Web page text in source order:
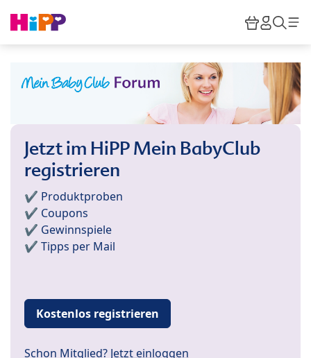
HiPP
Jetzt im HiPP Mein BabyClub
registrieren
✔️ Produktproben
✔️ Coupons
✔️ Gewinnspiele
✔️ Tipps per Mail
Kostenlos registrieren
Schon Mitglied? Jetzt einloggen